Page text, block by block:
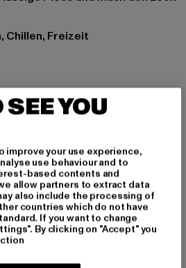
Chillen, Freizeit
100% Baumwolle
GmbH |info@tbint.de
7 | 64372 Ober-Ramstadt |
YOU
improve your use experience,
use behaviour and to
based contents and
allow partners to extract data
also include the processing of
countries which do not have
If you want to change
By clicking on "Accept" you